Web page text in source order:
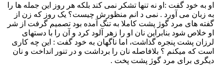
او به خود گفت :او نه تنها تشکر نمی کند بلکه هر روز این جمله ها را
به زبان می آورد . نمی د انم منظورش چیست؟ یک روز که زن از
گفته های مرد گوژ پشت کاملا به تنگ آمده بود تصمیم گرفت از شر
او خلاص شود بنابراین نان او را زهر آلود کرد و آن را با دستهای
لرزان پشت پنجره گذاشت، اما ناگهان به خود گفت : این چه کاری
است که میکنم ؟ بلافاصله نان را برداشت و در تنور انداخت و نان
دیگری برای مرد گوژ پشت پخت .